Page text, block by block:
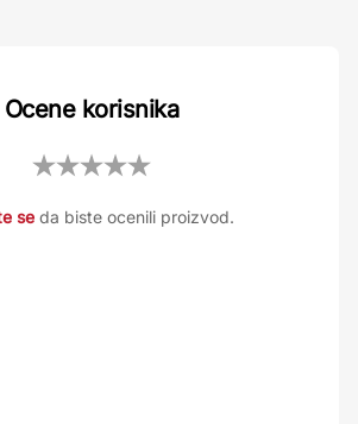
Ocene korisnika
seda biste ocenili proizvod.